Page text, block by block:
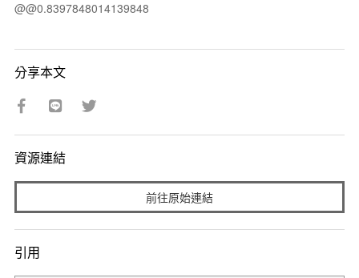
@@0.8397848014139848
分享本文
資源連結
前往原始連結
引用